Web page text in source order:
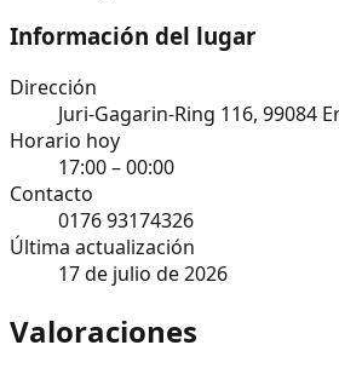
Información del lugar
Dirección
Juri-Gagarin-Ring 116, 99084
Horario hoy
17:00 – 00:00
Contacto
0176 93174326
Última actualización
17 de julio de 2026
Valoraciones